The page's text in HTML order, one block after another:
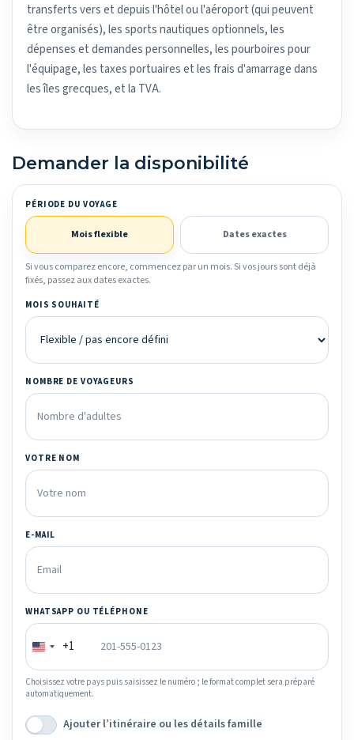
transferts vers et depuis l'hôtel ou l'aéroport (qui peuvent
être organisés), les sports nautiques optionnels, les
dépenses et demandes personnelles, les pourboires pour
l'équipage, les taxes portuaires et les frais d'amarrage dans
les îles grecques, et la TVA.
Demander la disponibilité
PÉRIODE DU VOYAGE
Mois flexible Dates exactes
Si vous comparez encore, commencez par un mois. Si vos jours sont déjà
fixés, passez aux dates exactes.
MOIS SOUHAITÉ
NOMBRE DE VOYAGEURS
VOTRE NOM
E-MAIL
WHATSAPP OU TÉLÉPHONE
+1
Choisissez votre pays puis saisissez le numéro ; le format complet sera préparé
automatiquement.
Ajouter l’itinéraire ou les détails famille